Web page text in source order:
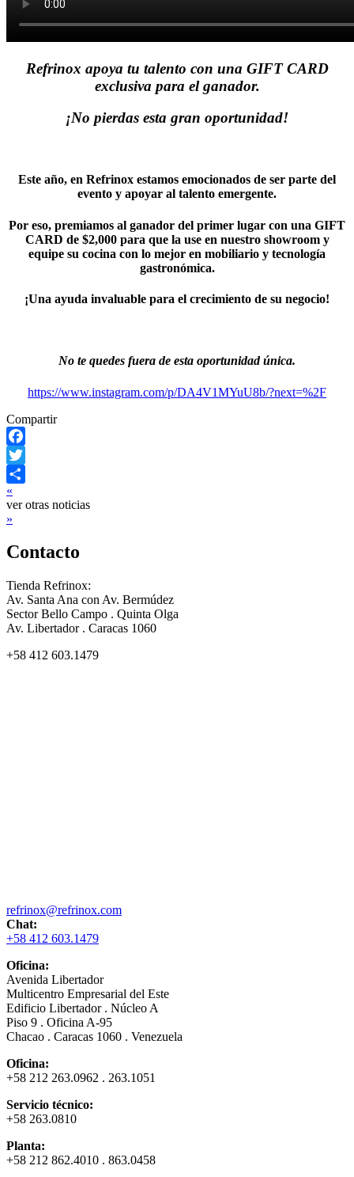
Refrinox apoya tu talento con una GIFT CARD
exclusiva para el ganador.
¡No pierdas esta gran oportunidad!
Este año, en Refrinox estamos emocionados de ser parte del
evento y apoyar al talento emergente.
Por eso, premiamos al ganador del primer lugar con una GIFT
CARD de $2,000para que la use en nuestro showroom y
equipe su cocina con lo mejor en mobiliario y tecnología
gastronómica.
¡Una ayuda invaluable para el crecimiento de su negocio!
No te quedes fuera de esta oportunidad única.
https://www.instagram.com/p/DA4V1MYuU8b/?next=%2F
Compartir
Facebook
Twitter
Compartir
«
ver otras noticias
»
Contacto
Tienda Refrinox:
Av. Santa Ana con Av. Bermúdez
Sector Bello Campo . Quinta Olga
Av. Libertador . Caracas 1060
+58 412 603.1479
refrinox@refrinox.com
Chat:
+58 412 603.1479
Oficina:
Avenida Libertador
Multicentro Empresarial del Este
Edificio Libertador . Núcleo A
Piso 9 . Oficina A-95
Chacao . Caracas 1060 . Venezuela
Oficina:
+58 212 263.0962 . 263.1051
Servicio técnico:
+58 263.0810
Planta:
+58 212 862.4010 . 863.0458